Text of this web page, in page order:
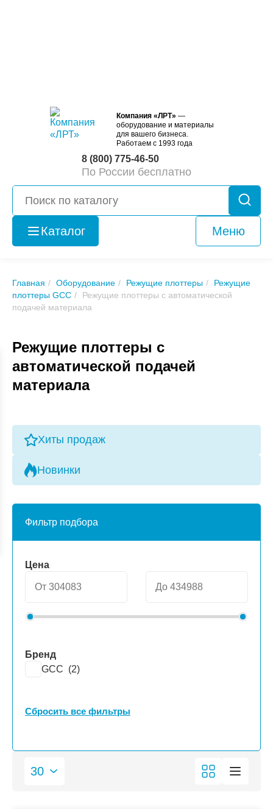
Компания «ЛРТ» —
оборудование и материалы
для вашего бизнеса.
Работаем с 1993 года
8 (800) 775-46-50
По России бесплатно
Каталог Меню
Оборудование
б/у
Главная Оборудование Режущие плоттеры
Режущие
плоттеры GCC
Режущие плоттеры с автоматической
подачей материала
Режущие плоттеры с
автоматической подачей
материала
Хиты продаж
Новинки
Фильтр подбора
Цена
Бренд
GCC (2)
Сбросить все фильтры